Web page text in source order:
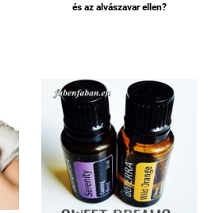
és az alvászavar ellen?